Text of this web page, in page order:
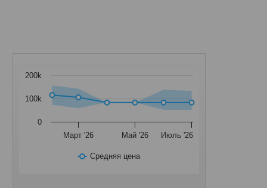
Средняя цена
Март '26 Май '26 Июль '26
0
100k
200k